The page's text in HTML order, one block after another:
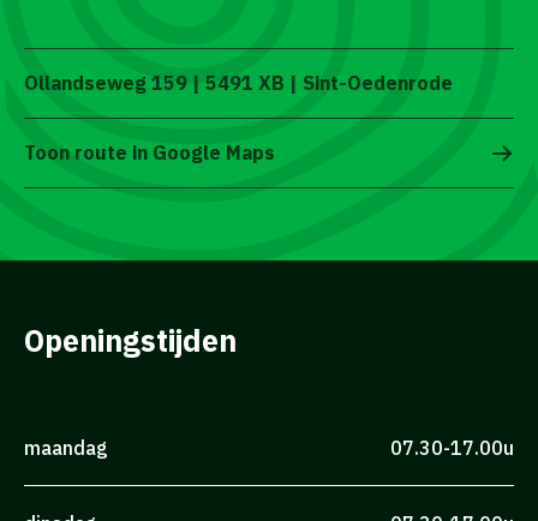
Ollandseweg 159 | 5491 XB | Sint-Oedenrode
Toon route in Google Maps
Openingstijden
maandag 07.30-17.00u